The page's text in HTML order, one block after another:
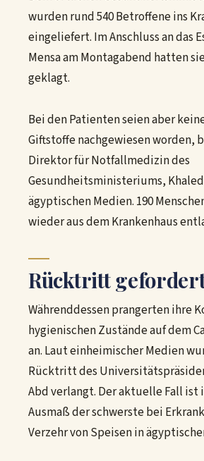
wurden rund 540 Betroffene ins
eingeliefert. Im Anschluss an das
Mensa am Montagabend hatten
geklagt.
Bei den Patienten seien aber
Giftstoffe nachgewiesen worden,
Direktor für Notfallmedizin des
Gesundheitsministeriums,
ägyptischen Medien. 190
wieder aus dem Krankenhaus
Rücktritt
Währenddessen prangerten ihre
hygienischen Zustände auf dem
an. Laut einheimischer Medien
Rücktritt des
Abd verlangt. Der aktuelle Fall ist
Ausmaß der schwerste bei
Verzehr von Speisen in